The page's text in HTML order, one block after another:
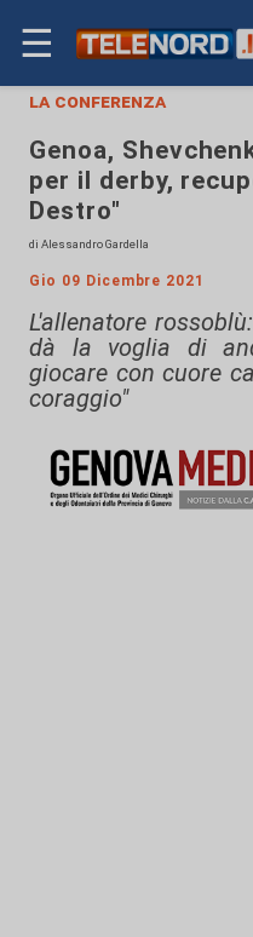
☰
la conferenza
Genoa,
per il derby,
Destro"
di Alessandro Gardella
Gio 09 Dicembre 2021
L'allenatore
dà la voglia di
giocare con cuore
coraggio"